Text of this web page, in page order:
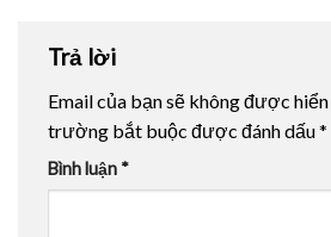
Trả lời
Email của bạn sẽ không được
trường bắt buộc được đánh dấu*
Bình luận *